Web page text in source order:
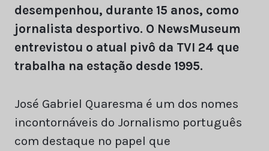
desempenhou, durante 15 anos, como
jornalista desportivo. O NewsMuseum
entrevistou o atual pivô da TVI 24 que
trabalha na estação desde 1995.
José Gabriel Quaresma é um dos nomes
incontornáveis do Jornalismo português
com destaque no papel que